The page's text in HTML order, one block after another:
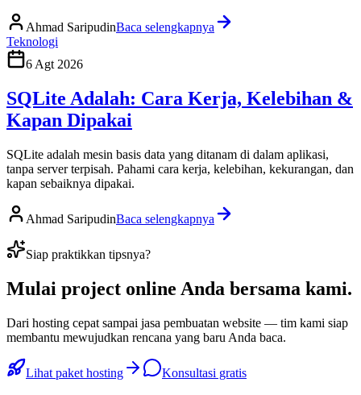
Ahmad SaripudinBaca selengkapnya
Teknologi
6 Agt 2026
SQLite Adalah: Cara Kerja, Kelebihan &
Kapan Dipakai
SQLite adalah mesin basis data yang ditanam di dalam aplikasi,
tanpa server terpisah. Pahami cara kerja, kelebihan, kekurangan, dan
kapan sebaiknya dipakai.
Ahmad SaripudinBaca selengkapnya
Siap praktikkan tipsnya?
Mulai project online Anda bersama kami.
Dari hosting cepat sampai jasa pembuatan website — tim kami siap
membantu mewujudkan rencana yang baru Anda baca.
Lihat paket hosting Konsultasi gratis